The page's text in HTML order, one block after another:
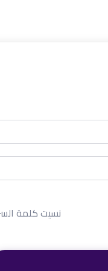
نسيت كلمة